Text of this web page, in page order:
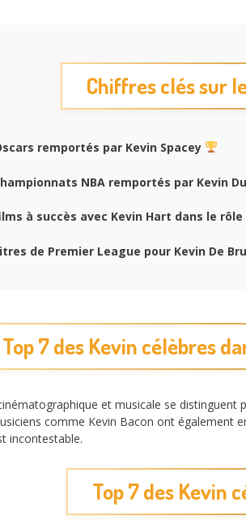
Chiffres clés sur
remportés par Kevin Spacey
NBA remportés par Kevin
à succès avec Kevin Hart dans le
de Premier League pour Kevin De
Top 7 des Kevin célèbres
et musicale se
comme Kevin Bacon ont également
incontestable.
Top 7 des Kevin